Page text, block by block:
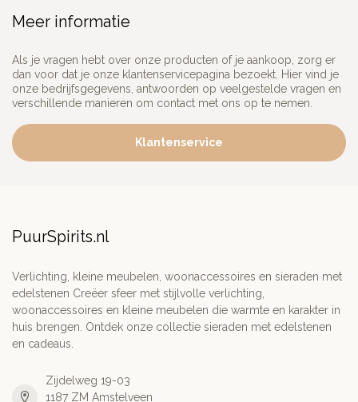
Meer informatie
Als je vragen hebt over onze producten of je aankoop, zorg er
dan voor dat je onze klantenservicepagina bezoekt. Hier vind je
onze bedrijfsgegevens, antwoorden op veelgestelde vragen en
verschillende manieren om contact met ons op te nemen.
Klantenservice
PuurSpirits.nl
Verlichting, kleine meubelen, woonaccessoires en sieraden met
edelstenen Creëer sfeer met stijlvolle verlichting,
woonaccessoires en kleine meubelen die warmte en karakter in
huis brengen. Ontdek onze collectie sieraden met edelstenen
en cadeaus.
Zijdelweg 19-03
1187 ZM Amstelveen